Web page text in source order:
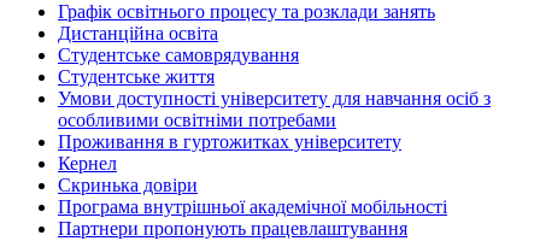
Графік освітнього процесу та розклади занять
Дистанційна освіта
Студентське самоврядування
Студентське життя
Умови доступності університету для навчання осіб з
особливими освітніми потребами
Проживання в гуртожитках університету
Кернел
Скринька довіри
Програма внутрішньої академічної мобільності
Партнери пропонують працевлаштування